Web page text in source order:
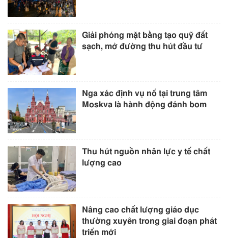
Giải phóng mặt bằng tạo quỹ đất
sạch, mở đường thu hút đầu tư
Nga xác định vụ nổ tại trung tâm
Moskva là hành động đánh bom
Thu hút nguồn nhân lực y tế chất
lượng cao
Nâng cao chất lượng giáo dục
thường xuyên trong giai đoạn phát
triển mới